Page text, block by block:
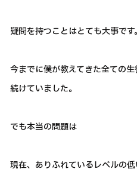
疑問を持つことはとても大事です。
今までに僕が教えてきた全ての
続けていました。
でも本当の問題は
現在、ありふれているレベルの